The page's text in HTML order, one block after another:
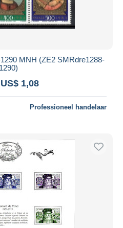
MNH (ZE2 SMRdre1288-
1290)
1,08
Professioneel handelaar